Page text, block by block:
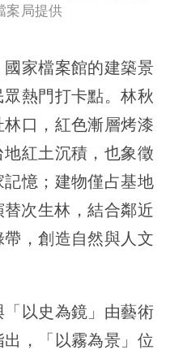
案局提供
家檔案館的建築景
熱門打卡點。林秋
口，紅色漸層烤漆
紅土沉積，也象徵
憶；建物僅占基地
次生林，結合鄰近
，創造自然與人文
以史為鏡」由藝術
，「以霧為景」位